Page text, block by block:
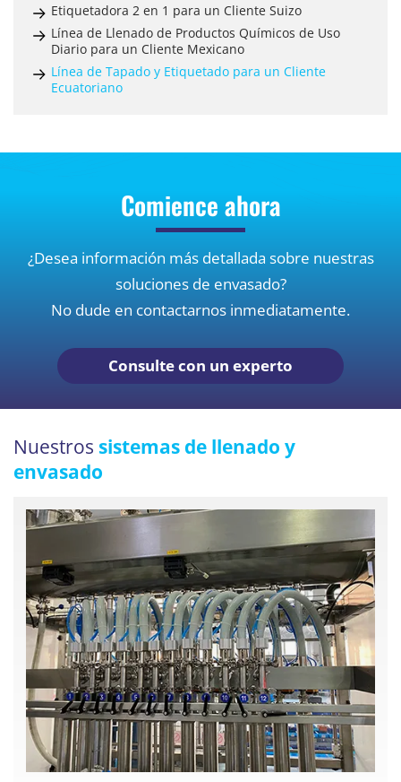
Etiquetadora 2 en 1 para un Cliente Suizo
Línea de Llenado de Productos Químicos de Uso
Diario para un Cliente Mexicano
Línea de Tapado y Etiquetado para un Cliente
Ecuatoriano
Comience ahora
¿Desea información más detallada sobre nuestras
soluciones de envasado?
No dude en contactarnos inmediatamente.
Consulte con un experto
Nuestros sistemas de llenado y
envasado